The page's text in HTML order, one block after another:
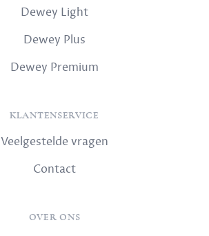
Dewey Light
Dewey Plus
Dewey Premium
KLANTENSERVICE
Veelgestelde vragen
Contact
OVER ONS